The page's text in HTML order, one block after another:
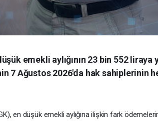
emekli aylığının 23 bin 552
7 Ağustos 2026'da hak sahiplerinin
en düşük emekli aylığına ilişkin fark